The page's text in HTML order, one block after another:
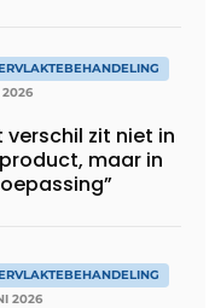
2026
verschil zit niet in
maar in
2026